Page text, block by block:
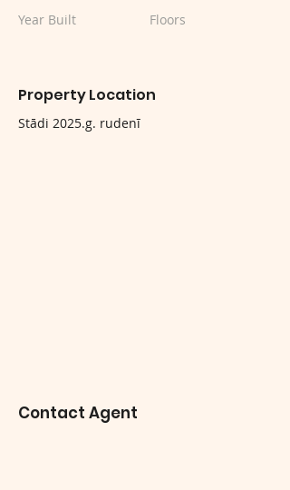
Year Built
Floors
Property Location
Stādi 2025.g. rudenī
Contact Agent